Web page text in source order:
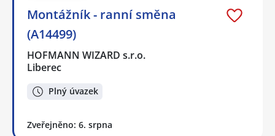
Montážník - ranní směna
(A14499)
HOFMANN WIZARD s.r.o.
Liberec
Plný úvazek
Zveřejněno: 6. srpna